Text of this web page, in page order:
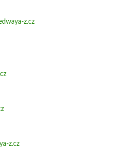
z.cz
z.cz